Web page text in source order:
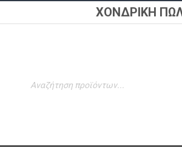
ΧΟΝΔΡΙΚΗ
search